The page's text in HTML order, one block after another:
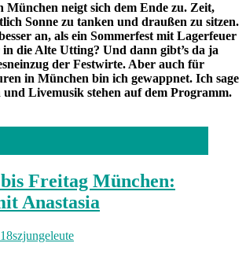
München neigt sich dem Ende zu. Zeit,
Sonne zu tanken und draußen zu sitzen.
an, als ein Sommerfest mit Lagerfeuer
die Alte Utting? Und dann gibt’s da ja
der Festwirte. Aber auch für
in München bin ich gewappnet. Ich sage
Livemusik stehen auf dem Programm.
Freitag München:
Anastasia
szjungeleute